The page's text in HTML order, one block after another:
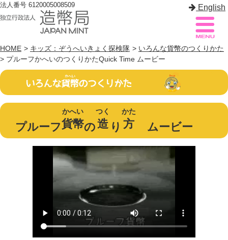
法人番号 6120005008509 English
造幣局案内 サイトマップ
トップページ
造幣局について
造幣事業を知る
造幣局を楽しむ
造幣局製品を買う
HOME > キッズ：ぞうへいきょく探検隊 > いろんな貨幣のつくりかた
> プルーフかへいのつくりかたQuick Time ムービー
プルーフ貨幣
かへい
の造
つく
り 方
かた
ムービー